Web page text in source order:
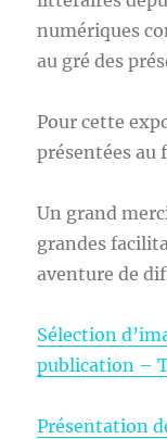
numériques
au gré des
Pour cette
présentées au
Un grand
grandes
aventure de
Sélection
publication –
Présentation